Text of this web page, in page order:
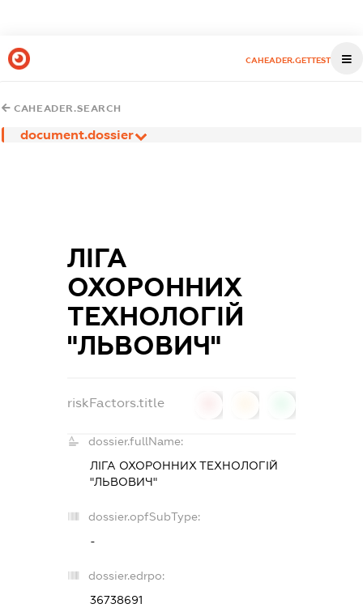
CAHEADER.GETTEST
CAHEADER.SEARCH
document.dossier
ЛІГА
ОХОРОННИХ
ТЕХНОЛОГІЙ
"ЛЬВОВИЧ"
riskFactors.title
dossier.fullName:
ЛІГА ОХОРОННИХ ТЕХНОЛОГІЙ
"ЛЬВОВИЧ"
dossier.opfSubType:
-
dossier.edrpo:
36738691